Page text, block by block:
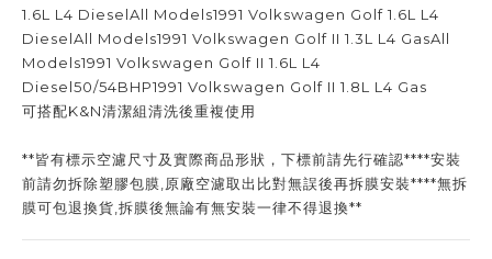
1.6L L4 DieselAll Models1991 Volkswagen Golf 1.6L L4
DieselAll Models1991 Volkswagen Golf II 1.3L L4 GasAll
Models1991 Volkswagen Golf II 1.6L L4
Diesel50/54BHP1991 Volkswagen Golf II 1.8L L4 Gas
可搭配K&N清潔組清洗後重複使用
**皆有標示空濾尺寸及實際商品形狀，下標前請先行確認****安裝
前請勿拆除塑膠包膜,原廠空濾取出比對無誤後再拆膜安裝****無拆
膜可包退換貨,拆膜後無論有無安裝一律不得退換**